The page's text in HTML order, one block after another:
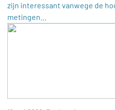
zijn interessant vanwege de
metingen…